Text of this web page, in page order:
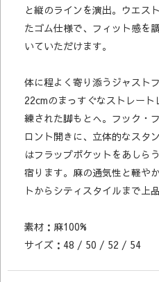
と縦のラインを演出。ウエス
たゴム仕様で、フィット感を
いていただけます。
体に程よく寄り添うジャスト
22cmのまっすぐなストレー
練された脚もとへ。フック・
ロント開きに、立体的なスタ
はフラップポケットをあしら
宿ります。麻の通気性と軽や
トからシティスタイルまで上
素材：麻100%
サイズ：48 / 50 / 52 / 54